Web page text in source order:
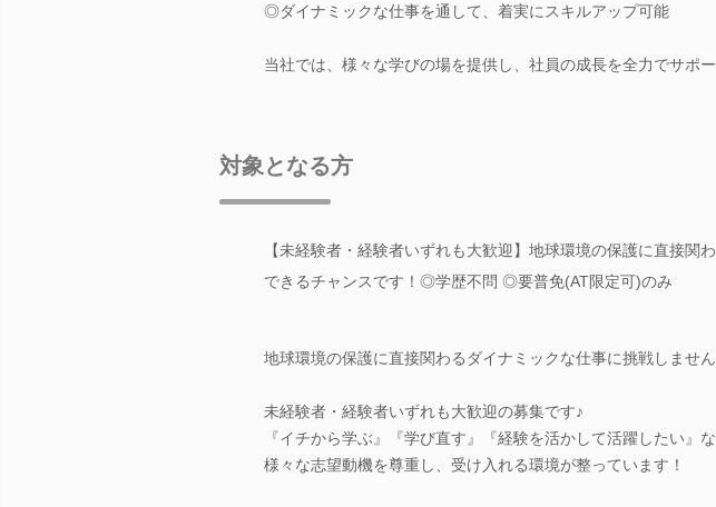
◎ダイナミックな仕事を通して、着実にスキルアップ可能
当社では、様々な学びの場を提供し、社員の成長を全力でサポー
対象となる方
【未経験者・経験者いずれも大歓迎】地球環境の保護に直接関
できるチャンスです！◎学歴不問 ◎要普免(AT限定可)のみ
地球環境の保護に直接関わるダイナミックな仕事に挑戦しませ
未経験者・経験者いずれも大歓迎の募集です♪
『イチから学ぶ』『学び直す』『経験を活かして活躍したい』
様々な志望動機を尊重し、受け入れる環境が整っています！